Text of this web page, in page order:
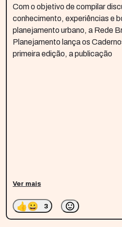
Com o objetivo de compilar
conhecimento, experiências e
planejamento urbano, a Rede
Planejamento lança os
primeira edição, a publicação
Ver mais
👍😀 3